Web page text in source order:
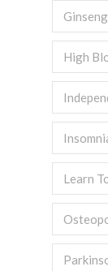
Ginseng
High
Learn